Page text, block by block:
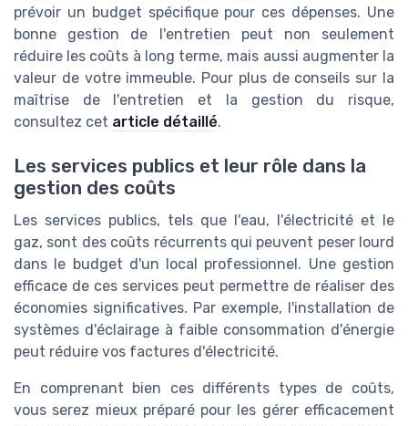
prévoir un budget spécifique pour ces dépenses. Une
bonne gestion de l'entretien peut non seulement
réduire les coûts à long terme, mais aussi augmenter la
valeur de votre immeuble. Pour plus de conseils sur la
maîtrise de l'entretien et la gestion du risque,
consultez cet article détaillé.
Les services publics et leur rôle dans la
gestion des coûts
Les services publics, tels que l'eau, l'électricité et le
gaz, sont des coûts récurrents qui peuvent peser lourd
dans le budget d'un local professionnel. Une gestion
efficace de ces services peut permettre de réaliser des
économies significatives. Par exemple, l'installation de
systèmes d'éclairage à faible consommation d'énergie
peut réduire vos factures d'électricité.
En comprenant bien ces différents types de coûts,
vous serez mieux préparé pour les gérer efficacement